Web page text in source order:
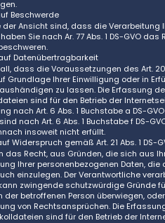
Beschwerde
der Ansicht sind, dass die
Sie nach Ar. 77 Abs. 1 DS-GVO
Datenübertragbarkeit
dass die Voraussetzungen des Art.
Grundlage Ihrer Einwilligung oder in
zu lassen. Die Erfassung
sind für den Betrieb der
nach Art. 6 Abs. 1 Buchstabe a DS-
nach Art. 6 Abs. 1 Buchstabe f DS-
insoweit nicht erfüllt.
Widerspruch gemäß Art. 21 Abs. 1 DS-
das Recht, aus Gründen, die sich aus
Ihrer personenbezogenen Daten, die
einzulegen. Der Verantwortliche
zwingende schutzwürdige Gründe
der betroffenen Person überwiegen,
von Rechtsansprüchen. Die
sind für den Betrieb der